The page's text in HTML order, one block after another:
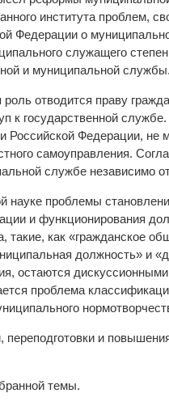
института проблем,
Федерации о
служащего
и муниципальной службы.
отводится праву
к государственной
Российской Федерации,
самоуправления.
службе независимо
проблемы
и функционирования
такие, как «гражданское
должность» и
остаются
проблема
переподготовки и
темы.